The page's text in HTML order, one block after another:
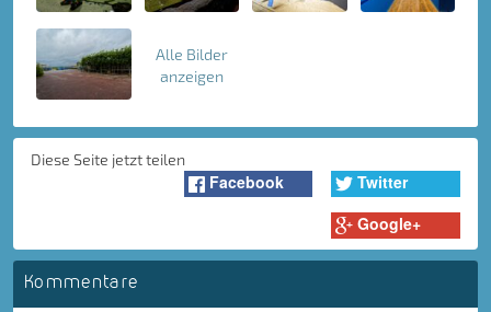
Alle Bilder
anzeigen
Diese Seite jetzt teilen
Facebook
Twitter
Google+
Kommentare